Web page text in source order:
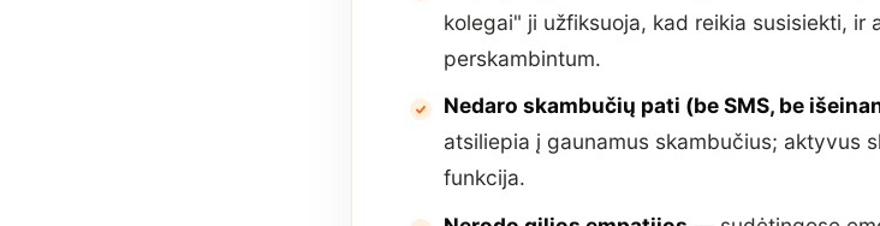
kolegai" ji užfiksuoja, kad reikia susisiekti, ir
perskambintum.
Nedaro skambučių pati (be SMS, be
atsiliepia į gaunamus skambučius; aktyvus
funkcija.